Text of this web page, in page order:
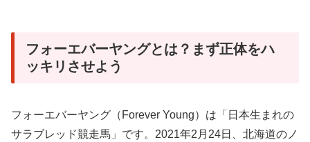
フォーエバーヤングとは？まず正体をハ
ッキリさせよう
フォーエバーヤング（Forever Young）は「日本生まれの
サラブレッド競走馬」です。2021年2月24日、北海道のノ